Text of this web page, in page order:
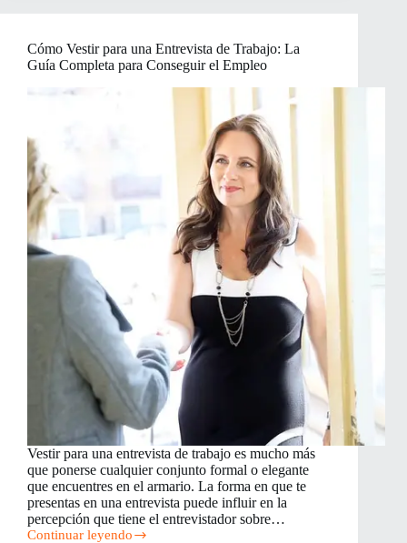
Clave
para
Crecimiento
PYMEs
Cómo Vestir para una Entrevista de Trabajo: La
Guía Completa para Conseguir el Empleo
Vestir para una entrevista de trabajo es mucho más
que ponerse cualquier conjunto formal o elegante
que encuentres en el armario. La forma en que te
presentas en una entrevista puede influir en la
percepción que tiene el entrevistador sobre…
Continuar leyendo